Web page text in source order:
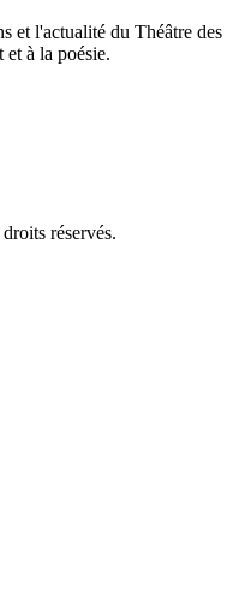
et l'actualité du Théâtre des
et à la poésie.
réservés.